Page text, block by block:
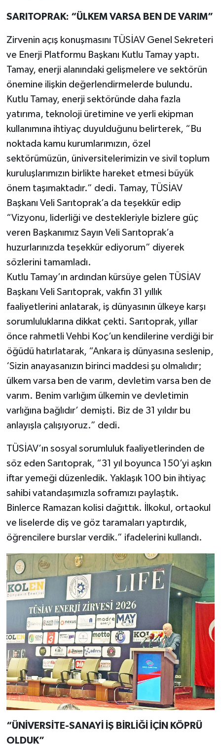
SARITOPRAK: “ÜLKEM VARSA BEN DE VARIM”
Zirvenin açış konuşmasını TÜSİAV Genel Sekreteri
ve Enerji Platformu Başkanı Kutlu Tamay yaptı.
Tamay, enerji alanındaki gelişmelere ve sektörün
önemine ilişkin değerlendirmelerde bulundu.
Kutlu Tamay, enerji sektöründe daha fazla
yatırıma, teknoloji üretimine ve yerli ekipman
kullanımına ihtiyaç duyulduğunu belirterek, “Bu
noktada kamu kurumlarımızın, özel
sektörümüzün, üniversitelerimizin ve sivil toplum
kuruluşlarımızın birlikte hareket etmesi büyük
önem taşımaktadır.” dedi. Tamay, TÜSİAV
Başkanı Veli Sarıtoprak’a da teşekkür edip
“Vizyonu, liderliği ve destekleriyle bizlere güç
veren Başkanımız Sayın Veli Sarıtoprak’a
huzurlarınızda teşekkür ediyorum” diyerek
sözlerini tamamladı.
Kutlu Tamay’ın ardından kürsüye gelen TÜSİAV
Başkanı Veli Sarıtoprak, vakfın 31 yıllık
faaliyetlerini anlatarak, iş dünyasının ülkeye karşı
sorumluluklarına dikkat çekti. Sarıtoprak, yıllar
önce rahmetli Vehbi Koç’un kendilerine verdiği bir
öğüdü hatırlatarak, “Ankara iş dünyasına seslenip,
‘Sizin anayasanızın birinci maddesi şu olmalıdır;
ülkem varsa ben de varım, devletim varsa ben de
varım. Benim varlığım ülkemin ve devletimin
varlığına bağlıdır’ demişti. Biz de 31 yıldır bu
anlayışla çalışıyoruz.” dedi.
TÜSİAV’ın sosyal sorumluluk faaliyetlerinden de
söz eden Sarıtoprak, “31 yıl boyunca 150’yi aşkın
iftar yemeği düzenledik. Yaklaşık 100 bin ihtiyaç
sahibi vatandaşımızla soframızı paylaştık.
Binlerce Ramazan kolisi dağıttık. İlkokul, ortaokul
ve liselerde diş ve göz taramaları yaptırdık,
öğrencilere burslar verdik.” ifadelerini kullandı.
“ÜNİVERSİTE-SANAYİ İŞ BİRLİĞİ İÇİN KÖPRÜ
OLDUK”